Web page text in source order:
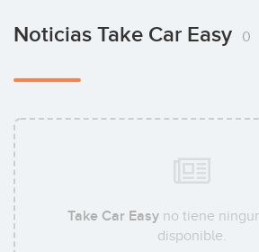
Noticias Take Car Easy 0
Take Car Easyno tiene
disponible.